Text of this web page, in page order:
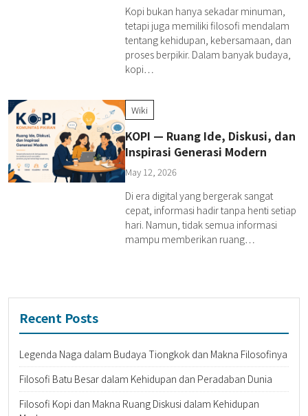
Kopi bukan hanya sekadar minuman,
tetapi juga memiliki filosofi mendalam
tentang kehidupan, kebersamaan, dan
proses berpikir. Dalam banyak budaya,
kopi…
Wiki
KOPI — Ruang Ide, Diskusi, dan
Inspirasi Generasi Modern
May 12, 2026
Di era digital yang bergerak sangat
cepat, informasi hadir tanpa henti setiap
hari. Namun, tidak semua informasi
mampu memberikan ruang…
Recent Posts
Legenda Naga dalam Budaya Tiongkok dan Makna Filosofinya
Filosofi Batu Besar dalam Kehidupan dan Peradaban Dunia
Filosofi Kopi dan Makna Ruang Diskusi dalam Kehidupan